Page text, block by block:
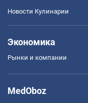
Новости Кулинарии
Экономика
Рынки и компании
MedOboz